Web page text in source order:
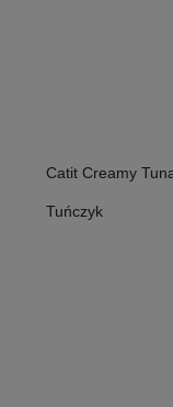
Catit Creamy
Tuńczyk